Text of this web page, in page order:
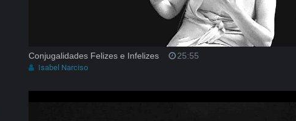
Conjugalidades Felizes e Infelizes 25:55
Isabel Narciso